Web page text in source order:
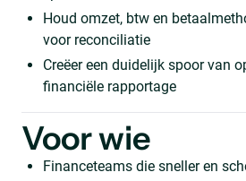
Houd omzet, btw en
voor reconciliatie
Creëer een duidelijk spoor van
financiële rapportage
Voor wie
Financeteams die sneller en